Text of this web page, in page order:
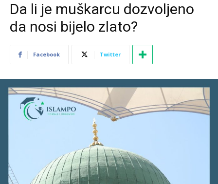
Da li je muškarcu dozvoljeno
da nosi bijelo zlato?
Facebook Twitter